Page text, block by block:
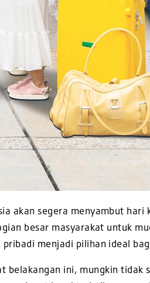
akan segera menyambut hari
besar masyarakat untuk
menjadi pilihan ideal
belakangan ini, mungkin tidak